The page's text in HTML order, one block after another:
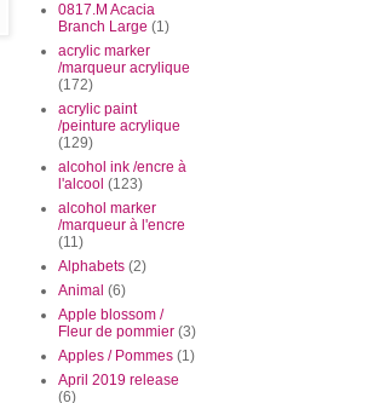
0817.M Acacia
Branch Large (1)
acrylic marker
/marqueur acrylique
(172)
acrylic paint
/peinture acrylique
(129)
alcohol ink /encre à
l'alcool (123)
alcohol marker
/marqueur à l'encre
(11)
Alphabets (2)
Animal (6)
Apple blossom /
Fleur de pommier (3)
Apples / Pommes (1)
April 2019 release
(6)